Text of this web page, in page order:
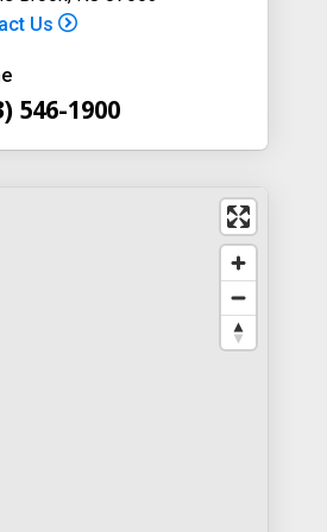
Us
546-1900